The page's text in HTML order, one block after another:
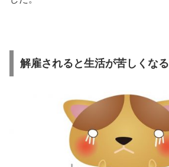
解雇されると生活が苦しくなる